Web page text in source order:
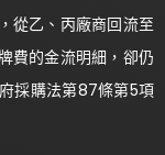
從乙、丙廠商回流至
費的金流明細，卻仍
採購法第87條第5項